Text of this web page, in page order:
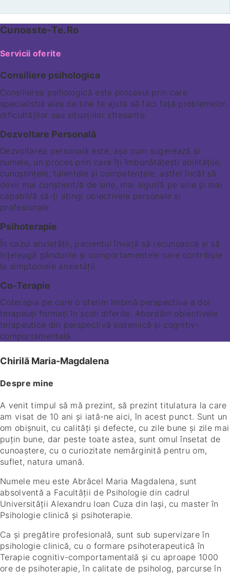
Cunoaste-Te.Ro
Servicii oferite
Consiliere psihologica
Consilierea psihologică este procesul prin care
specialistul ales de tine te ajută să faci față problemelor,
dificultăților sau situațiilor stresante.
Dezvoltare Personală
Dezvoltarea personală este, așa cum sugerează și
numele, un proces prin care îți îmbunătățești abilitățile,
cunoștințele, talentele și competențele, astfel încât să
devii mai conștient/ă de sine, mai sigur/ă pe sine și mai
capabil/ă să-ți atingi obiectivele personale și
profesionale.
Psihoterapie
În cazul anxietății, pacientul învață să recunoască și să
înțeleagă gândurile și comportamentele care contribuie
la simptomele anxietății.
Co-Terapie
Coterapia pe care o oferim îmbină perspectiva a doi
terapeuți formați în scoli diferite. Abordăm obiectivele
terapeutice din perspectivă sistemică și cognitiv-
comportamentală.
Chirilă Maria-Magdalena
Despre mine
A venit timpul să mă prezint, să prezint titulatura la care
am visat de 10 ani și iată-ne aici, în acest punct. Sunt un
om obișnuit, cu calități și defecte, cu zile bune și zile mai
puțin bune, dar peste toate astea, sunt omul însetat de
cunoaștere, cu o curiozitate nemărginită pentru om,
suflet, natura umană.
Numele meu este Abrăcel Maria Magdalena, sunt
absolventă a Facultății de Psihologie din cadrul
Universității Alexandru Ioan Cuza din Iași, cu master în
Psihologie clinică și psihoterapie.
Ca și pregătire profesională, sunt sub supervizare în
psihologie clinică, cu o formare psihoterapeutică în
Terapie cognitiv-comportamentală și cu aproape 1000
ore de psihoterapie, în calitate de psiholog, parcurse în